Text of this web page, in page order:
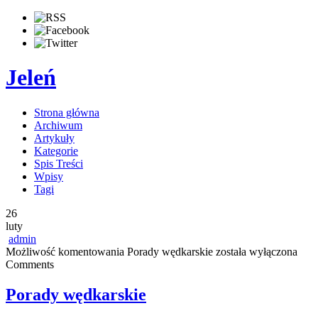
Jeleń
Strona główna
Archiwum
Artykuły
Kategorie
Spis Treści
Wpisy
Tagi
26
luty
admin
Możliwość komentowania Porady wędkarskie została wyłączona
Comments
Porady wędkarskie